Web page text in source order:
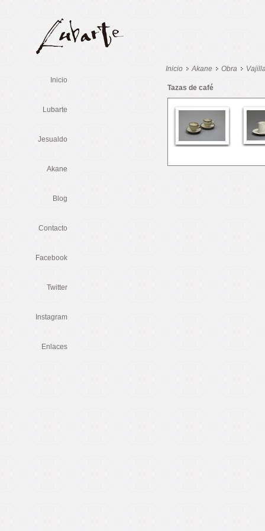
Inicio
Lubarte
Jesualdo
Akane
Blog
Contacto
Facebook
Twitter
Instagram
Enlaces
Inicio Akane Obra
Tazas de café